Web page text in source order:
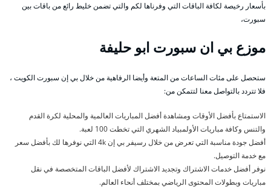
بأسعار رخيصة لكافة الباقات التي وفرناها لكم والتي تضمن خليط رائع من باقات بين
سبورت،
موزع بي ان سبورت ابو حليفة
ستحصل على مئات الساعات من المتعة وأيضا الرفاهية من خلال بي إن سبورت الكويت ،
فلا تتردد بالتواصل معنا لتتمكن من:
الاستمتاع بأفضل الأوقات ومشاهدة أفضل المباريات العالمية والمحلية لكرة القدم
والتنس وكافة مباريات الأولمبياد الشهري التي تخطت 100 لعبة.
أفضل جودة مناسبة التي تعرض من خلال رسيفر بي إن 4k التي نوفرها لك بأفضل سعر
مع خدمة التوصيل.
نوفر أفضل خدمات الاشتراك وتجديد الاشتراك لأفضل الباقات المتخصصة في نقل
مباريات وبطولات المحتوى الرياضي بمختلف أنحاء العالم.